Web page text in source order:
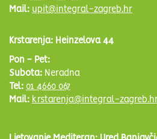
Mail: upit@integral-zagreb.hr
Krstarenja: Heinzelova 44
Pon - Pet:
Subota: Neradna
Tel: 01 4660 067
Mail: krstarenja@integral-